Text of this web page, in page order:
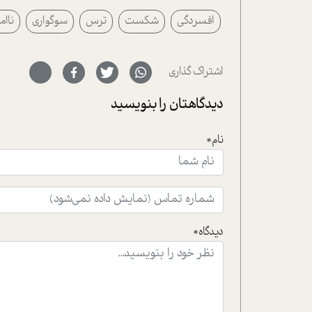
افسردگی شکست ترس سوگواری
اشتراک گذاری
دیدگاهتان را بنویسید
نام*
دیدگاه*